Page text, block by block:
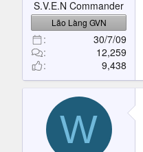
S.V.E.N Commander
Lão Làng GVN
30/7/09
12,259
9,438
W